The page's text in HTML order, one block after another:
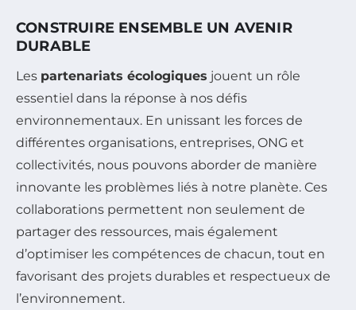
CONSTRUIRE ENSEMBLE UN AVENIR
DURABLE
Les partenariats écologiques jouent un rôle
essentiel dans la réponse à nos défis
environnementaux. En unissant les forces de
différentes organisations, entreprises, ONG et
collectivités, nous pouvons aborder de manière
innovante les problèmes liés à notre planète. Ces
collaborations permettent non seulement de
partager des ressources, mais également
d’optimiser les compétences de chacun, tout en
favorisant des projets durables et respectueux de
l’environnement.